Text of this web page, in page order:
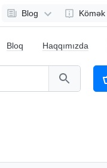
Blog Kömək
Bloq Haqqımızda